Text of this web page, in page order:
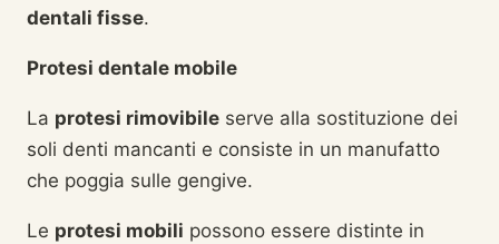
dentali fisse.
Protesi dentale mobile
La protesi rimovibile serve alla sostituzione dei
soli denti mancanti e consiste in un manufatto
che poggia sulle gengive.
Le protesi mobili possono essere distinte in